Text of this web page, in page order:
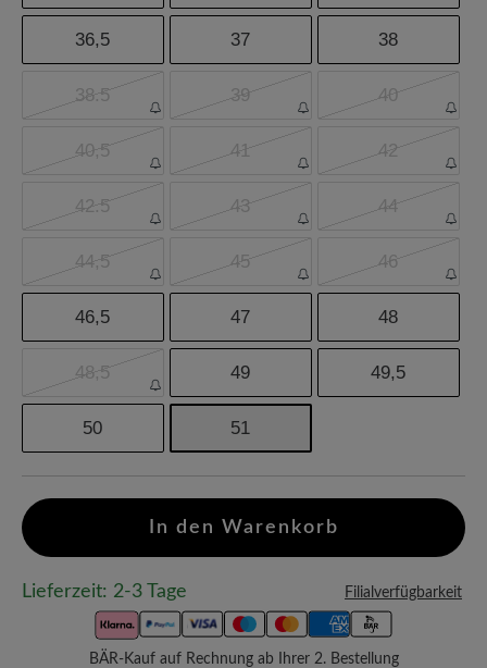
36,5 37 38
38.5 39 40
40,5 41 42
42.5 43 44
44,5 45 46
46,5 47 48
48,5 49 49,5
50 51
In den Warenkorb
Lieferzeit: 2-3 Tage Filialverfügbarkeit
BÄR-Kauf auf Rechnung ab Ihrer 2. Bestellung